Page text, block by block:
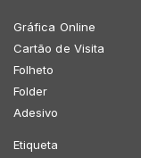
Gráfica Online
Cartão de Visita
Folheto
Folder
Adesivo
Etiqueta